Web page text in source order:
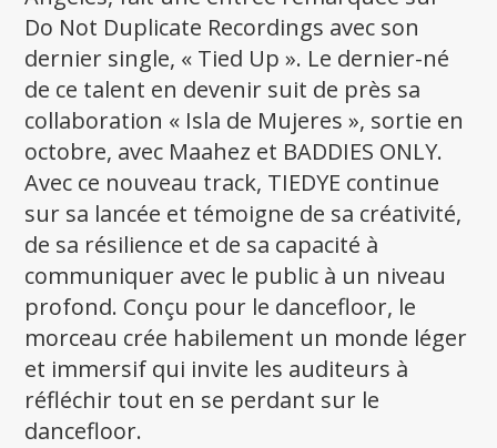
Do Not Duplicate Recordings avec son
dernier single, « Tied Up ». Le dernier-né
de ce talent en devenir suit de près sa
collaboration « Isla de Mujeres », sortie en
octobre, avec Maahez et BADDIES ONLY.
Avec ce nouveau track, TIEDYE continue
sur sa lancée et témoigne de sa créativité,
de sa résilience et de sa capacité à
communiquer avec le public à un niveau
profond. Conçu pour le dancefloor, le
morceau crée habilement un monde léger
et immersif qui invite les auditeurs à
réfléchir tout en se perdant sur le
dancefloor.